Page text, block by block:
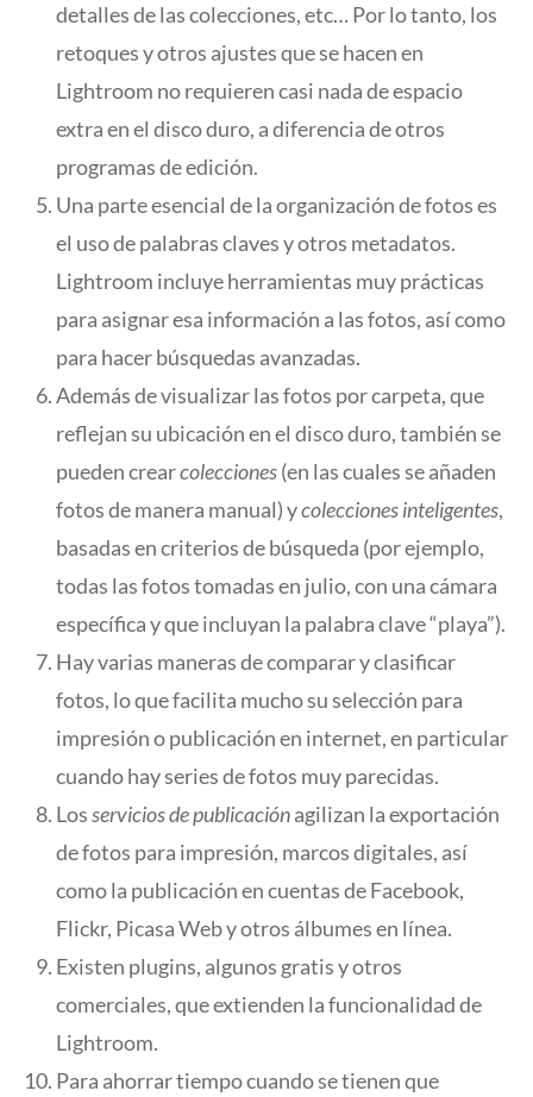
detalles de las colecciones, etc… Por lo tanto, los
retoques y otros ajustes que se hacen en
Lightroom no requieren casi nada de espacio
extra en el disco duro, a diferencia de otros
programas de edición.
Una parte esencial de la organización de fotos es
el uso de palabras claves y otros metadatos.
Lightroom incluye herramientas muy prácticas
para asignar esa información a las fotos, así como
para hacer búsquedas avanzadas.
Además de visualizar las fotos por carpeta, que
reflejan su ubicación en el disco duro, también se
pueden crearcolecciones(en las cuales se añaden
fotos de manera manual) ycolecciones inteligentes,
basadas en criterios de búsqueda (por ejemplo,
todas las fotos tomadas en julio, con una cámara
específica y que incluyan la palabra clave “playa”).
Hay varias maneras de comparar y clasificar
fotos, lo que facilita mucho su selección para
impresión o publicación en internet, en particular
cuando hay series de fotos muy parecidas.
Losservicios de publicaciónagilizan la exportación
de fotos para impresión, marcos digitales, así
como la publicación en cuentas de Facebook,
Flickr, Picasa Web y otros álbumes en línea.
Existen plugins, algunos gratis y otros
comerciales, que extienden la funcionalidad de
Lightroom.
Para ahorrar tiempo cuando se tienen que